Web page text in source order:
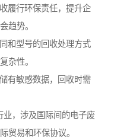
履行环保责任，提升企
趋势。
和型号的回收处理方式
杂性。
有敏感数据，回收时需
业，涉及国际间的电子废
贸易和环保协议。